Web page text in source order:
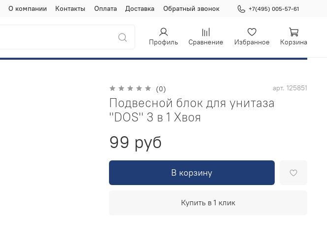
О компании Контакты Оплата Доставка Обратный звонок +7(495) 005-57-61
Профиль Сравнение Избранное Корзина
(0)
арт. 125851
Подвесной блок для унитаза
"DOS" 3 в 1 Хвоя
99 руб
В корзину
Купить в 1 клик